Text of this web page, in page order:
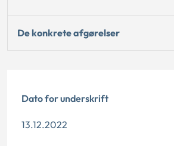
De konkrete afgørelser
Dato for underskrift
13.12.2022